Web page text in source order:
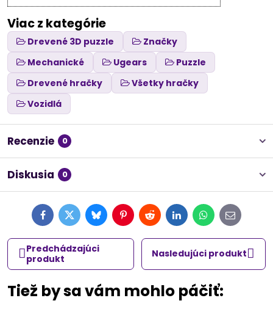
Viac z kategórie
Drevené 3D puzzle
Značky
Mechanické
Ugears
Puzzle
Drevené hračky
Všetky hračky
Vozidlá
Recenzie 0
Diskusia 0
FacebookTwitterBlueskyPinterestRedditLinkedInWhatsApp
E-
mail
Predchádzajúci
produkt
Nasledujúci produkt
Tiež by sa vám mohlo páčiť: